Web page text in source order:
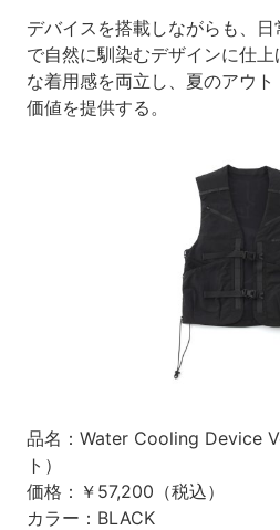
デバイスを搭載しながらも、
で自然に馴染むデザインに仕
な着用感を両立し、夏のアウ
価値を提供する。
品名：Water Cooling Device
ト）
価格：￥57,200（税込）
カラー：BLACK